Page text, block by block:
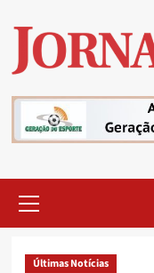
content
Menu
Últimas Notícias